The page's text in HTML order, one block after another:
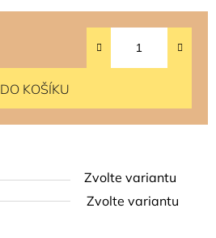
Zvolte variantu
Zvolte variantu
DO KOŠÍKU